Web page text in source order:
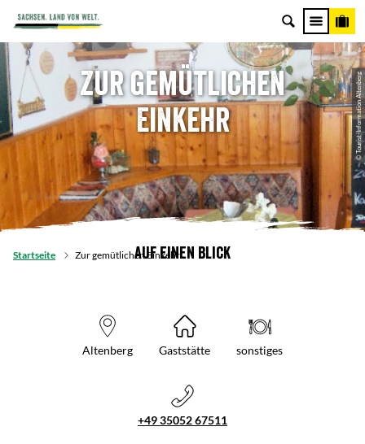
© Tourist-Information Altenberg
Zur gemütlichen
Einkehr
Startseite Zur gemütlichen EinkehrAuf einen Blick
Altenberg Gaststätte sonstiges
+49 35052 67511